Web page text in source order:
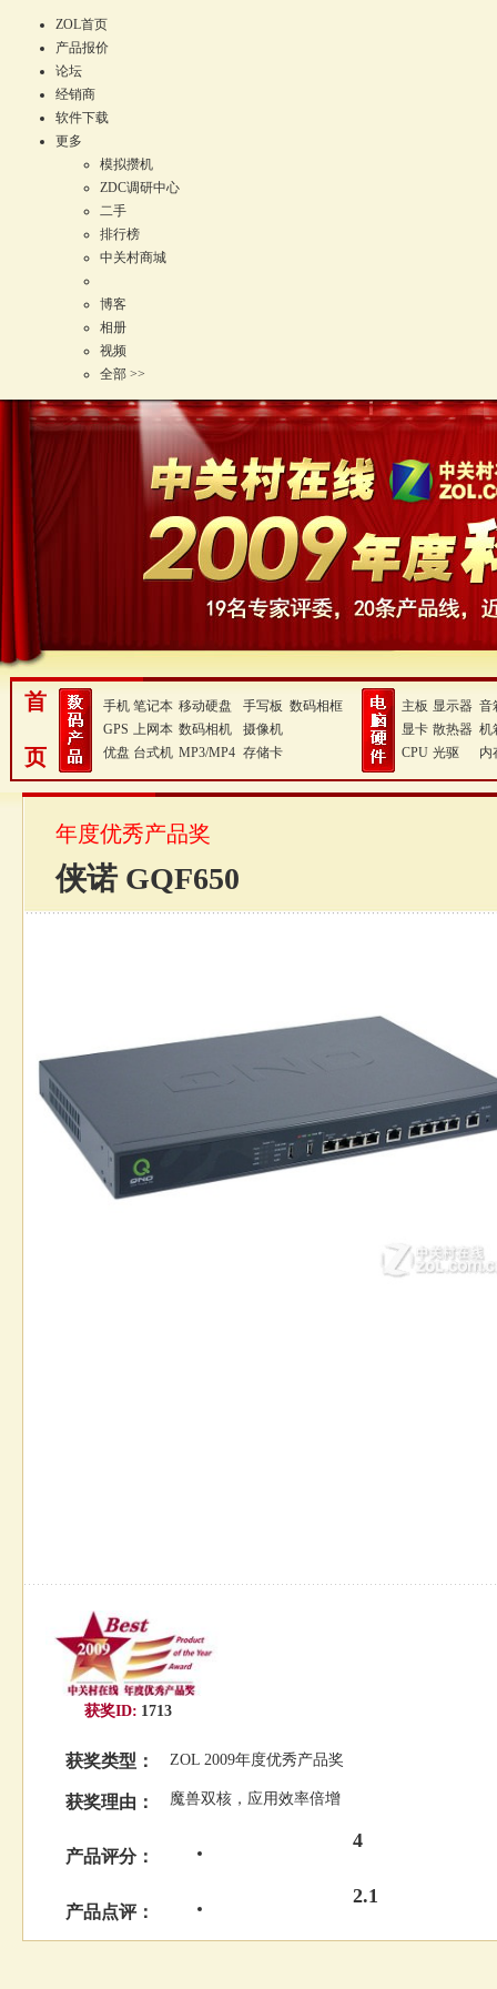
ZOL首页
产品报价
论坛
经销商
软件下载
更多
模拟攒机
ZDC调研中心
二手
排行榜
中关村商城
博客
相册
视频
全部 >>
首
页
手机 笔记本 移动硬盘 手写板 数码相框
GPS 上网本 数码相机
摄像机
优盘 台式机 MP3/MP4 存储卡
主板 显示器 音
显卡 散热器 机
CPU 光驱 内
年度优秀产品奖
侠诺 GQF650
获奖ID: 1713
获奖类型： ZOL 2009年度优秀产品奖
获奖理由： 魔兽双核，应用效率倍增
产品评分：
4
产品点评：
2.1